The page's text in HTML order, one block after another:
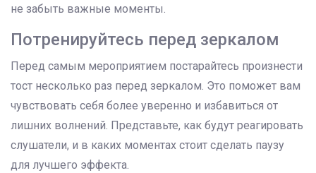
не забыть важные моменты.
Потренируйтесь перед зеркалом
Перед самым мероприятием постарайтесь произнести
тост несколько раз перед зеркалом. Это поможет вам
чувствовать себя более уверенно и избавиться от
лишних волнений. Представьте, как будут реагировать
слушатели, и в каких моментах стоит сделать паузу
для лучшего эффекта.